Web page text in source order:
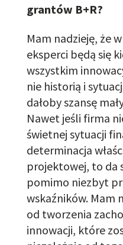
grantów B+R?
Mam nadzieję, że
eksperci będą się
wszystkim
nie historią i
dałoby szansę
Nawet jeśli firma
świetnej sytuacji
determinacja
projektowej, to da
pomimo niezbyt
wskaźników. Mam
od tworzenia
innowacji, które